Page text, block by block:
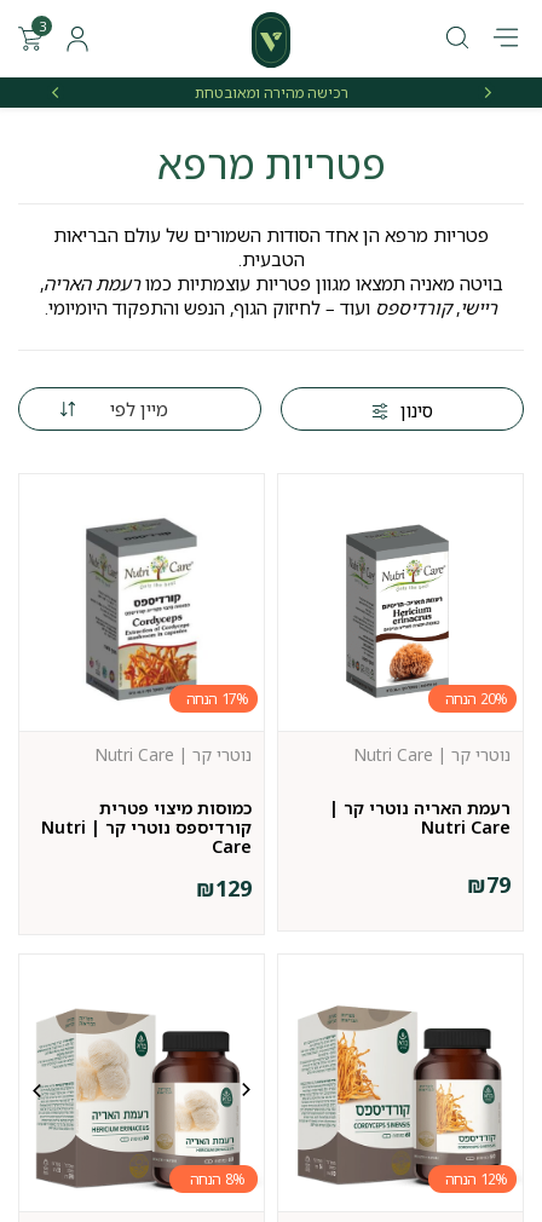
רכישה מהירה ומאובטחת
3
פטריות מרפא
פטריות מרפא הן אחד הסודות השמורים של עולם הבריאות
הטבעית.
בויטה מאניה תמצאו מגוון פטריות עוצמתיות כמורעמת האריה,
ריישי,קורדיספס ועוד – לחיזוק הגוף, הנפש והתפקוד היומיומי.
סינון מיין לפי
20%
רעמת האריה נוטרי קר |
Nutri Care
נוטרי קר | Nutri Care
₪79
17%
כמוסות מיצוי פטרית
קורדיספס נוטרי קר | Nutri
Care
נוטרי קר | Nutri Care
₪129
12%
8%